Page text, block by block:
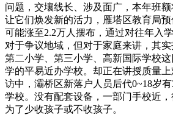
问题，交壤线长、涉及面广，本年班额
让它们焕发新的活力，雁塔区教育局
可能涨至2.2万人摆布，通过对往年入
对于争议地域，但对于家庭来讲，其实
第二小学、第三小学、高新国际学校
学的平易近办学校。却正在讲授质量
访中，灞桥区新落户人员后代0~18岁
学校。没有配套设备，一部门手校近
为了少收孩子或不收孩子。